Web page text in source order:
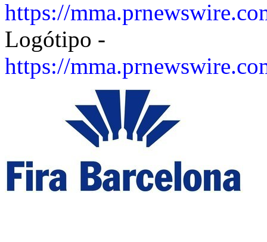
https://
Logótipo -
https://